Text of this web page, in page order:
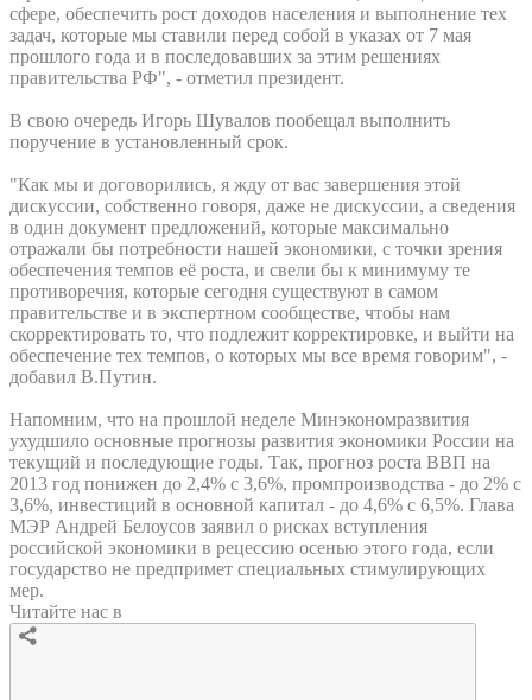
сфере, обеспечить рост доходов населения и выполнение тех
задач, которые мы ставили перед собой в указах от 7 мая
прошлого года и в последовавших за этим решениях
правительства РФ", - отметил президент.
В свою очередь Игорь Шувалов пообещал выполнить
поручение в установленный срок.
"Как мы и договорились, я жду от вас завершения этой
дискуссии, собственно говоря, даже не дискуссии, а сведения
в один документ предложений, которые максимально
отражали бы потребности нашей экономики, с точки зрения
обеспечения темпов её роста, и свели бы к минимуму те
противоречия, которые сегодня существуют в самом
правительстве и в экспертном сообществе, чтобы нам
скорректировать то, что подлежит корректировке, и выйти на
обеспечение тех темпов, о которых мы все время говорим", -
добавил В.Путин.
Напомним, что на прошлой неделе Минэкономразвития
ухудшило основные прогнозы развития экономики России на
текущий и последующие годы. Так, прогноз роста ВВП на
2013 год понижен до 2,4% с 3,6%, промпроизводства - до 2% с
3,6%, инвестиций в основной капитал - до 4,6% с 6,5%. Глава
МЭР Андрей Белоусов заявил о рисках вступления
российской экономики в рецессию осенью этого года, если
государство не предпримет специальных стимулирующих
мер.
Читайте нас в